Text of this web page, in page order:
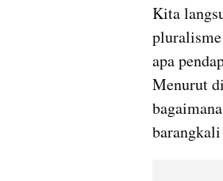
Kita
apa
Menurut